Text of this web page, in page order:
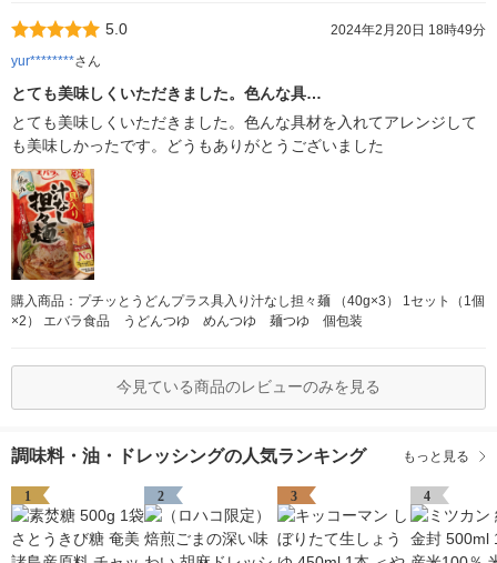
5.0
2024年2月20日 18時49分
yur********さん
とても美味しくいただきました。色んな具…
とても美味しくいただきました。色んな具材を入れてアレンジして
も美味しかったです。どうもありがとうございました
購入商品：プチッとうどんプラス具入り汁なし担々麺 （40g×3） 1セット（1個
×2） エバラ食品 うどんつゆ めんつゆ 麺つゆ 個包装
今見ている商品のレビューのみを見る
調味料・油・ドレッシングの人気ランキング もっと見る
1 2 3 4